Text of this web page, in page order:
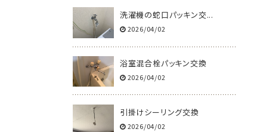
洗濯機の蛇口パッキン交...
2026/04/02
浴室混合栓パッキン交換
2026/04/02
引掛けシーリング交換
2026/04/02